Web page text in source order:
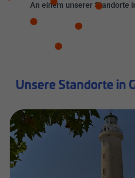
An einem unserer Standorte
Unsere Standorte in